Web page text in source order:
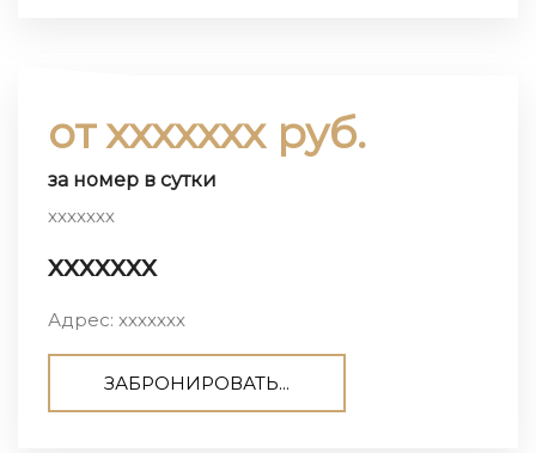
от ххххххх руб.
за номер в сутки
ххххххх
ххххххх
Адрес: ххххххх
ЗАБРОНИРОВАТЬ...